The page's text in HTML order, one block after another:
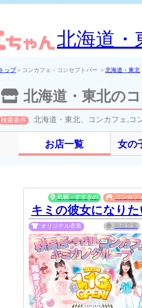
北海道・
トップ＞コンカフェ・コンセプトバー ＞ 北海道・東北
北海道・東北の
検索条件 北海道・東北、コンカフェ,コ
お店一覧 女の
札幌・すすきの コンカフ
キミの彼女になり
オリジナル衣装 朝昼営業